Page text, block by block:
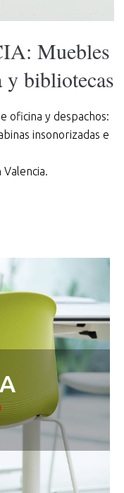
Muebles
y bibliotecas
oficina y despachos:
insonorizadas e